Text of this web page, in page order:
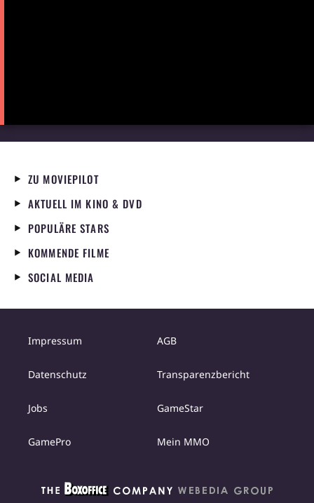
ZU MOVIEPILOT
AKTUELL IM KINO & DVD
POPULÄRE STARS
KOMMENDE FILME
SOCIAL MEDIA
Impressum AGB
Datenschutz Transparenzbericht
Jobs GameStar
GamePro Mein MMO